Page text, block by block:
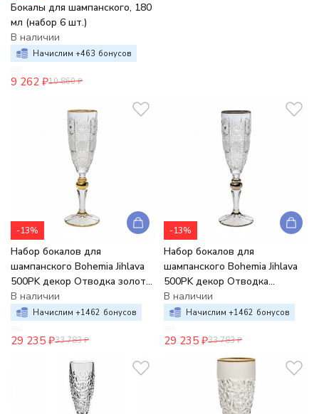
Бокалы для шампанского, 180
мл (набор 6 шт.)
В наличии
Начислим +463 бонусов
9 262 ₽10 860 ₽
-13%
Набор бокалов для
шампанского Bohemia Jihlava
500PK декор Отводка золото
золотой шар шлифовка 180
мл (набор 6 шт.)
В наличии
Начислим +1462 бонусов
29 235 ₽33 783 ₽
-13%
Набор бокалов для
шампанского Bohemia Jihlava
500PK декор Отводка
платина платиновый шар
шлифовка 180 мл (наб. 6 шт)
В наличии
Начислим +1462 бонусов
29 235 ₽33 783 ₽